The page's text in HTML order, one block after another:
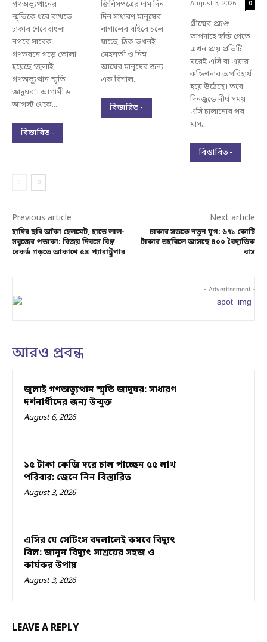
গণঅভ্যুত্থানের
স্মৃতিকে ধরে রাখতে
ঢাকার শেরেবাংলা
নগরে সাবেক
গণভবনে গড়ে তোলা
হয়েছে ‘জুলাই
গণঅভ্যুত্থান স্মৃতি
জাদুঘর’। আগামী ৬
আগস্ট থেকে...
বিস্তারিত -
জিনিসপত্রের দাম দিন
দিন সাধারণ মানুষের
নাগালের বাইরে চলে
যাচ্ছে, ঠিক তখনই
মেহনতী ও নিম্ন
আয়ের মানুষের জন্য
এক বিশাল...
বিস্তারিত -
August 3, 2026 0
গ্রীষ্মের প্রচণ্ড
তাপদাহে স্বস্তি পেতে
এখন প্রায় প্রতিটি
ঘরেই এসি বা এয়ার
কন্ডিশনার অপরিহার্য
হয়ে উঠেছে। তবে
দিনজুড়ে দীর্ঘ সময়
এসি চালানোর পর
মাস...
বিস্তারিত -
Previous article
হাদির ছবি আঁকা হেলমেট, হাতে লাল-
সবুজের পতাকা: বিজয় দিবসে বিশ্ব
রেকর্ড গড়তে আকাশে ৫৪ প্যারাট্রুপার
Next article
ঢাকার সড়কে নতুন যুগ: ৬৭১ কোটি
টাকার তহবিলে আসছে ৪০০ বৈদ্যুতিক
বাস
- Advertisement -
আরও প্রবন্ধ
জুলাই গণঅভ্যুত্থান স্মৃতি জাদুঘর: সাধারণ
দর্শনার্থীদের জন্য উন্মুক্ত
August 6, 2026
১৫ টাকা কেজি দরে চাল পাচ্ছেন ৫৫ লাখ
পরিবার: জেনে নিন বিস্তারিত
August 3, 2026
এসির যে সেটিংস বদলালেই কমবে বিদ্যুৎ
বিল: জানুন বিদ্যুৎ সাশ্রয়ের সহজ ও
কার্যকর উপায়
August 3, 2026
LEAVE A REPLY